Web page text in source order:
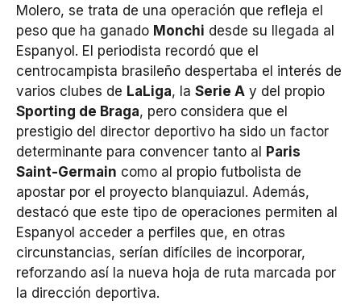
Molero, se trata de una operación que refleja el
peso que ha ganado Monchi desde su llegada al
Espanyol. El periodista recordó que el
centrocampista brasileño despertaba el interés de
varios clubes de LaLiga, la Serie A y del propio
Sporting de Braga, pero considera que el
prestigio del director deportivo ha sido un factor
determinante para convencer tanto al
Paris
Saint-Germain como al propio futbolista de
apostar por el proyecto blanquiazul. Además,
destacó que este tipo de operaciones permiten al
Espanyol acceder a perfiles que, en otras
circunstancias, serían difíciles de incorporar,
reforzando así la nueva hoja de ruta marcada por
la dirección deportiva.